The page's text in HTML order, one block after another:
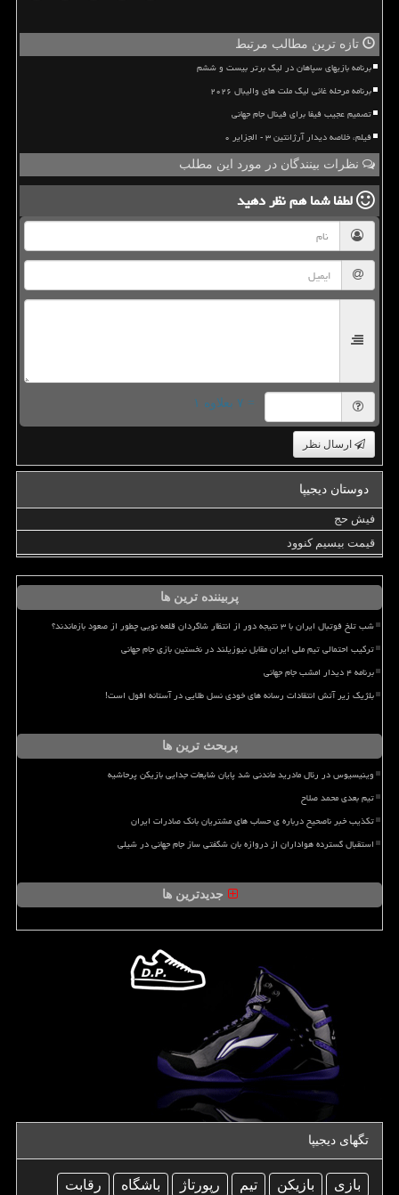
تازه ترین مطالب مرتبط
برنامه بازیهای سپاهان در لیگ برتر بیست و ششم
برنامه مرحله غائی لیگ ملت های والیبال ۲۰۲۶
تصمیم عجیب فیفا برای فینال جام جهانی
فیلم، خلاصه دیدار آرژانتین ۳ - الجزایر ۰
نظرات بینندگان در مورد این مطلب
لطفا شما همنظر دهید
= ۷ بعلاوه ۱
ارسال نظر
دوستان دیجیپا
فیش حج
قیمت بیسیم کنوود
پربیننده ترین ها
شب تلخ فوتبال ایران با ۳ نتیجه دور از انتظار شاگردان قلعه نویی چطور از صعود بازماندند؟
ترکیب احتمالی تیم ملی ایران مقابل نیوزیلند در نخستین بازی جام جهانی
برنامه ۴ دیدار امشب جام جهانی
بلژیک زیر آتش انتقادات رسانه های خودی نسل طلایی در آستانه افول است!
پربحث ترین ها
وینیسیوس در رئال مادرید ماندنی شد پایان شایعات جدایی بازیکن پرحاشیه
تیم بعدی محمد صلاح
تکذیب خبر ناصحیح درباره ی حساب های مشتریان بانک صادرات ایران
استقبال گسترده هواداران از دروازه بان شگفتی ساز جام جهانی در شیلی
جدیدترین ها
تگهای دیجیپا
بازی بازیكن تیم رپورتاژ باشگاه رقابت